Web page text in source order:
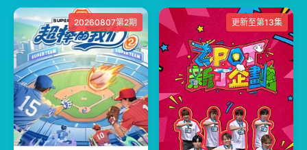
20260807第2期 更新至第13集